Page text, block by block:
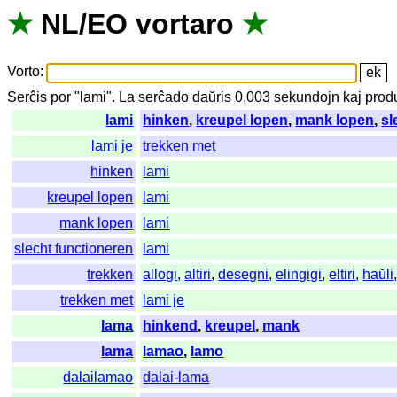
★ NL/EO vortaro ★
Vorto:
Serĉis por " lami". La serĉado daŭris 0,003sekundojn kaj
lami
hinken, kreupel lopen, mank lopen,
lami je
trekken met
hinken
lami
kreupel lopen
lami
mank lopen
lami
slecht functioneren
lami
trekken
allogi,altiri,desegni,elingigi,eltiri, haŭli,
trekken met
lami je
lama
hinkend , kreupel , mank
lama
lamao, lamo
dalailamao
dalai-lama